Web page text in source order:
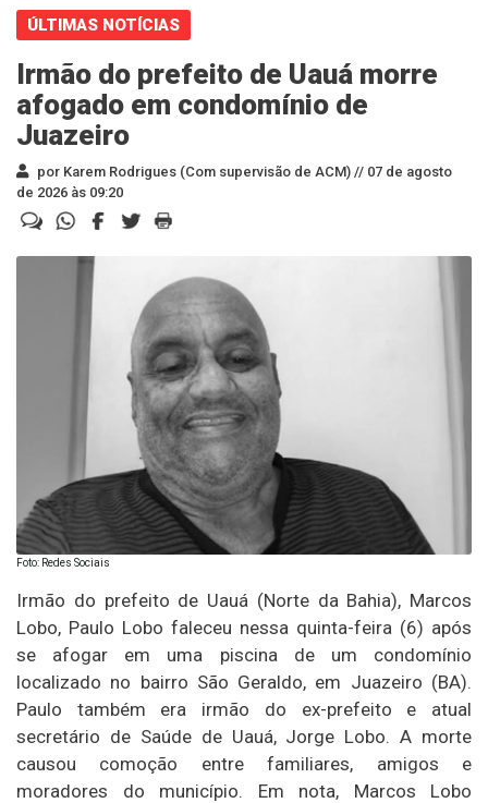
ÚLTIMAS NOTÍCIAS
Irmão do prefeito de Uauá morre
afogado em condomínio de
Juazeiro
por Karem Rodrigues (Com supervisão de ACM) // 07 de agosto
de 2026 às 09:20
Foto: Redes Sociais
Irmão do prefeito de Uauá (Norte da Bahia), Marcos
Lobo, Paulo Lobo faleceu nessa quinta-feira (6) após
se afogar em uma piscina de um condomínio
localizado no bairro São Geraldo, em Juazeiro (BA).
Paulo também era irmão do ex-prefeito e atual
secretário de Saúde de Uauá, Jorge Lobo. A morte
causou comoção entre familiares, amigos e
moradores do município. Em nota, Marcos Lobo